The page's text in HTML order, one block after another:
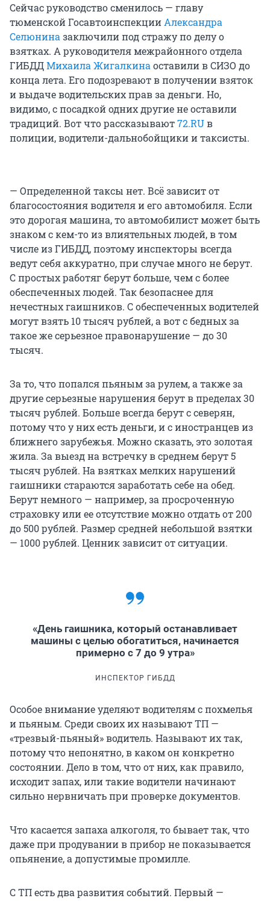
Сейчас руководство сменилось — главу
тюменской Госавтоинспекции Александра
Селюнина заключили под стражу по делу о
взятках. А руководителя межрайонного отдела
ГИБДДМихаила Жигалкина оставили в СИЗО до
конца лета. Его подозревают в получении взяток
и выдаче водительских прав за деньги. Но,
видимо, с посадкой одних другие не оставили
традиций. Вот что рассказывают72.RUв
полиции, водители-дальнобойщики и таксисты.
— Определенной таксы нет. Всё зависит от
благосостояния водителя и его автомобиля. Если
это дорогая машина, то автомобилист может быть
знаком с кем-то из влиятельных людей, в том
числе из ГИБДД, поэтому инспекторы всегда
ведут себя аккуратно, при случае много не берут.
С простых работяг берут больше, чем с более
обеспеченных людей. Так безопаснее для
нечестных гаишников. С обеспеченных водителей
могут взять 10 тысяч рублей, а вот с бедных за
такое же серьезное правонарушение — до 30
тысяч.
За то, что попался пьяным за рулем, а также за
другие серьезные нарушения берут в пределах 30
тысяч рублей. Больше всегда берут с северян,
потому что у них есть деньги, и с иностранцев из
ближнего зарубежья. Можно сказать, это золотая
жила. За выезд на встречку в среднем берут 5
тысяч рублей. На взятках мелких нарушений
гаишники стараются заработать себе на обед.
Берут немного — например, за просроченную
страховку или ее отсутствие можно отдать от 200
до 500 рублей. Размер средней небольшой взятки
— 1000 рублей. Ценник зависит от ситуации.
«День гаишника, который останавливает
машины с целью обогатиться, начинается
примерно с 7 до 9 утра»
ИНСПЕКТОР ГИБДД
Особое внимание уделяют водителям с похмелья
и пьяным. Среди своих их называют ТП —
«трезвый-пьяный» водитель. Называют их так,
потому что непонятно, в каком он конкретно
состоянии. Дело в том, что от них, как правило,
исходит запах, или такие водители начинают
сильно нервничать при проверке документов.
Что касается запаха алкоголя, то бывает так, что
даже при продувании в прибор не показывается
опьянение, а допустимые промилле.
С ТП есть два развития событий. Первый —